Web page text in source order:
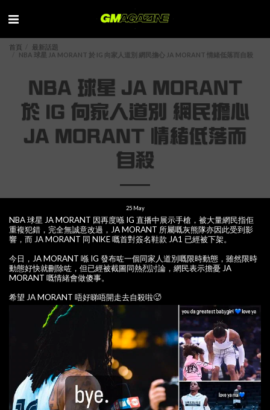
首頁
最新話題
NBA 球星 JA MORANT 於 IG 向家人道別 網民擔心 JA MORANT 情緒低落而自殺
NBA 球星 JA MORANT
於 IG 向家人道別 網民擔心
JA MORANT 情緒低落而
自殺
25 May
NBA 球星 JA MORANT 因再度喺 IG 直播中展示手槍，被大量網民指佢
重複犯錯，完全無誠意改過，JA MORANT 所屬嘅灰熊隊亦因此受到影
響，而 JA MORANT 同 NIKE 嘅首對簽名鞋款 JA1 已經被下架。
今日，JA MORANT 喺 IG 發布咗一個同家人道別嘅限時動態，雖然限時
動態好快就刪除咗，但已經被截圖同熱烈討論，網民表示擔憂 JA
MORANT 嘅情緒會做傻事。
希望 JA MORANT 唔好睇唔開走去自殺啦🥵